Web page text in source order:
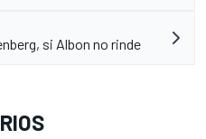
si Albon no rinde